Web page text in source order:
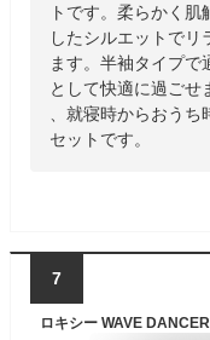
トです。柔らかく
したシルエットで
ます。半袖タイプで
として快適に過ごせ
、就寝時からおう
セットです。
7